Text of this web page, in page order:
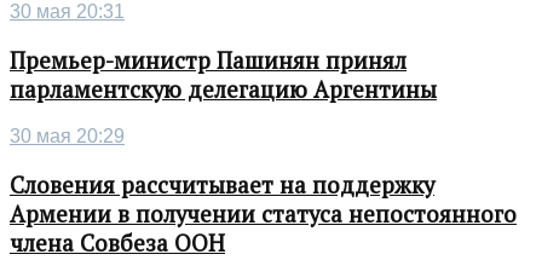
30 мая 20:31
Премьер-министр Пашинян принял
парламентскую делегацию Аргентины
30 мая 20:29
Словения рассчитывает на поддержку
Армении в получении статуса непостоянного
члена Совбеза ООН